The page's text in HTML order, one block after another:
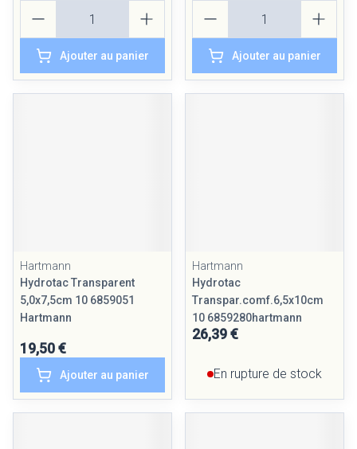
Ajouter au panier Ajouter au panier
Hartmann
Hydrotac Transparent
5,0x7,5cm 10 6859051
Hartmann
19,50 €
Ajouter au panier
Hartmann
Hydrotac
Transpar.comf.6,5x10cm
10 6859280hartmann
26,39 €
En rupture de stock